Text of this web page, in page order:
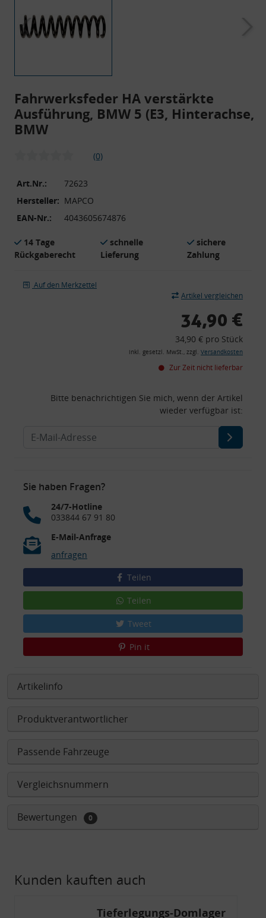
Fahrwerksfeder HA verstärkte
Ausführung, BMW 5 (E3, Hinterachse,
BMW
(0)
Art.Nr.:
72623
Hersteller: MAPCO
EAN-Nr.:
4043605674876
14 Tage
Rückgaberecht
schnelle
Lieferung
sichere
Zahlung
Auf den Merkzettel
Artikel vergleichen
34,90 €
34,90 € pro Stück
inkl. gesetzl. MwSt., zzgl. Versandkosten
Zur Zeit nicht lieferbar
Bitte benachrichtigen Sie mich, wenn der Artikel
wieder verfügbar ist:
Sie haben Fragen?
24/7-Hotline
033844 67 91 80
E-Mail-Anfrage
anfragen
Teilen
Teilen
Tweet
Pin it
Artikelinfo
Produktverantwortlicher
Passende Fahrzeuge
Vergleichsnummern
Bewertungen 0
Kunden kauften auch
Tieferlegungs-Domlager